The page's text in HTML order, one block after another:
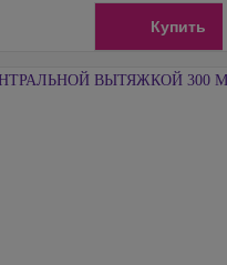
Купить